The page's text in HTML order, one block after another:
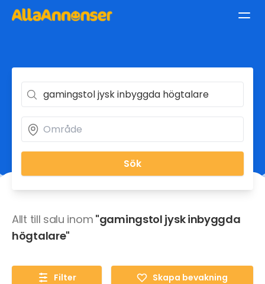
Sök
Allt till salu inom "gamingstol jysk inbyggda
högtalare"
Filter Skapa bevakning